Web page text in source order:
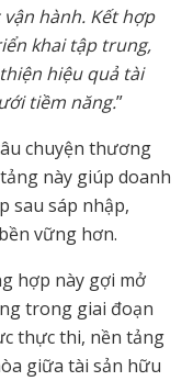
hành. Kết hợp
khai tập trung,
hiệu quả tài
tiềm năng.”
chuyện thương
này giúp doanh
sau sáp nhập,
vững hơn.
hợp này gợi mở
trong giai đoạn
thực thi, nền tảng
giữa tài sản hữu